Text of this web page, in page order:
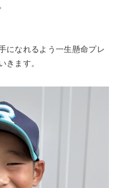
になれるよう一生懸命プレ
きます。